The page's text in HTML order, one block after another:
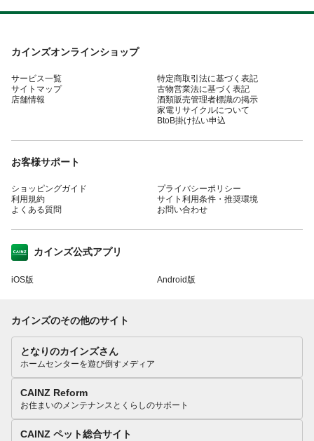
カインズオンラインショップ
サービス一覧
サイトマップ
店舗情報
特定商取引法に基づく表記
古物営業法に基づく表記
酒類販売管理者標識の掲示
家電リサイクルについて
BtoB掛け払い申込
お客様サポート
ショッピングガイド
利用規約
よくある質問
プライバシーポリシー
サイト利用条件・推奨環境
お問い合わせ
カインズ公式アプリ
iOS版 Android版
カインズのその他のサイト
となりのカインズさん
ホームセンターを遊び倒すメディア
CAINZ Reform
お住まいのメンテナンスとくらしのサポート
CAINZ ペット総合サイト